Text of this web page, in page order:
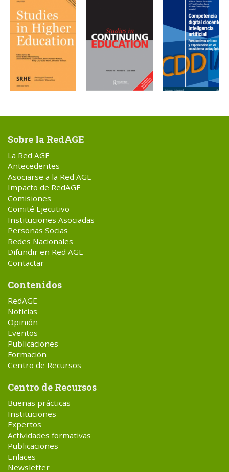
Sobre la RedAGE
La Red AGE
Antecedentes
Asociarse a la Red AGE
Impacto de RedAGE
Comisiones
Comité Ejecutivo
Instituciones Asociadas
Personas Socias
Redes Nacionales
Difundir en Red AGE
Contactar
Contenidos
RedAGE
Noticias
Opinión
Eventos
Publicaciones
Formación
Centro de Recursos
Centro de Recursos
Buenas prácticas
Instituciones
Expertos
Actividades formativas
Publicaciones
Enlaces
Newsletter